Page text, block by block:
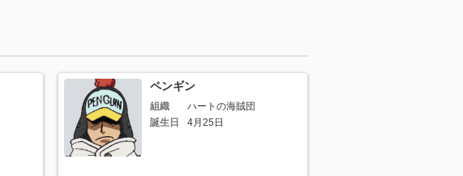
ペンギン
組織
ハートの海賊団
誕生日
4月25日